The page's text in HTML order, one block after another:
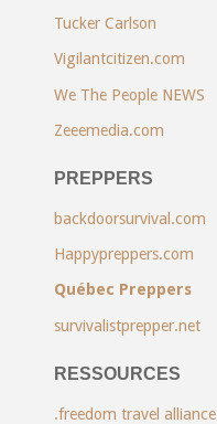
Tucker Carlson
Vigilantcitizen.com
We The People NEWS
Zeeemedia.com
PREPPERS
backdoorsurvival.com
Happypreppers.com
Québec Preppers
survivalistprepper.net
RESSOURCES
.freedom travel alliance